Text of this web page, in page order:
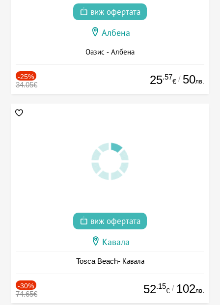
виж офертата
Албена
Оазис - Албена
-25%
34.05€ 25.57
€ / 50лв.
виж офертата
Кавала
Tosca Beach- Кавала
-30%
74.65€ 52.15
€ / 102лв.